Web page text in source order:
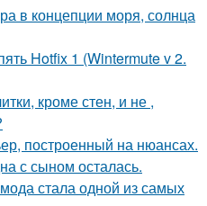
в концепции моря, солнца
Hotfix 1 (Wintermute v 2.
кроме стен, и не ,
построенный на нюансах.
с сыном осталась.
стала одной из самых